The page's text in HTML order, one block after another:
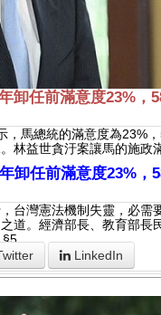
卸任前滿意度23%，
，馬總統的滿意度為23%
林益世貪汙案讓馬的施政
卸任前滿意度23%，
台灣憲法機制失靈，必需
道。經濟部長、教育部長
§5。
LinkedIn